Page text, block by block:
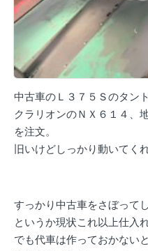
中古車のＬ３７５Ｓのタン
クラリオンのＮＸ６１４、
を注文。
旧いけどしっかり動いてく
すっかり中古車をさぼって
というか現状これ以上仕入
でも代車は作っておかない